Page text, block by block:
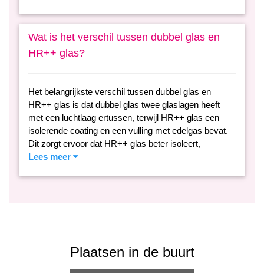
Wat is het verschil tussen dubbel glas en
HR++ glas?
Het belangrijkste verschil tussen dubbel glas en
HR++ glas is dat dubbel glas twee glaslagen heeft
met een luchtlaag ertussen, terwijl HR++ glas een
isolerende coating en een vulling met edelgas bevat.
Dit zorgt ervoor dat HR++ glas beter isoleert,
Lees meer
Plaatsen in de buurt